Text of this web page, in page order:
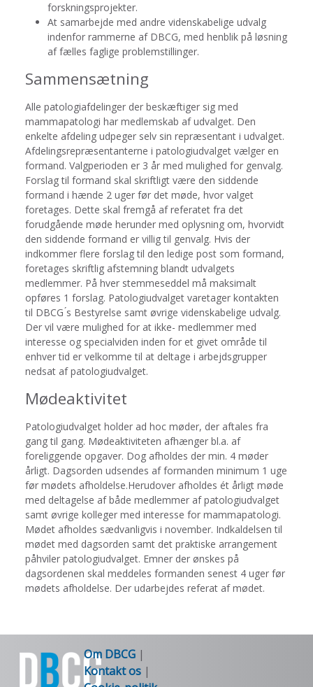
forskningsprojekter.
At samarbejde med andre videnskabelige udvalg
indenfor rammerne af DBCG, med henblik på løsning
af fælles faglige problemstillinger.
Sammensætning
Alle patologiafdelinger der beskæftiger sig med
mammapatologi har medlemskab af udvalget. Den
enkelte afdeling udpeger selv sin repræsentant i udvalget.
Afdelingsrepræsentanterne i patologiudvalget vælger en
formand. Valgperioden er 3 år med mulighed for genvalg.
Forslag til formand skal skriftligt være den siddende
formand i hænde 2 uger før det møde, hvor valget
foretages. Dette skal fremgå af referatet fra det
forudgående møde herunder med oplysning om, hvorvidt
den siddende formand er villig til genvalg. Hvis der
indkommer flere forslag til den ledige post som formand,
foretages skriftlig afstemning blandt udvalgets
medlemmer. På hver stemmeseddel må maksimalt
opføres 1 forslag. Patologiudvalget varetager kontakten
til DBCG ́s Bestyrelse samt øvrige videnskabelige udvalg.
Der vil være mulighed for at ikke- medlemmer med
interesse og specialviden inden for et givet område til
enhver tid er velkomme til at deltage i arbejdsgrupper
nedsat af patologiudvalget.
Mødeaktivitet
Patologiudvalget holder ad hoc møder, der aftales fra
gang til gang. Mødeaktiviteten afhænger bl.a. af
foreliggende opgaver. Dog afholdes der min. 4 møder
årligt. Dagsorden udsendes af formanden minimum 1 uge
før mødets afholdelse.Herudover afholdes ét årligt møde
med deltagelse af både medlemmer af patologiudvalget
samt øvrige kolleger med interesse for mammapatologi.
Mødet afholdes sædvanligvis i november. Indkaldelsen til
mødet med dagsorden samt det praktiske arrangement
påhviler patologiudvalget. Emner der ønskes på
dagsordenen skal meddeles formanden senest 4 uger før
mødets afholdelse. Der udarbejdes referat af mødet.
Om DBCG |
Kontakt os |